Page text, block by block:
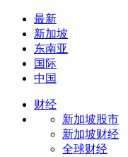
最新
新加坡
东南亚
国际
中国
财经
新加坡股市
新加坡财经
全球财经